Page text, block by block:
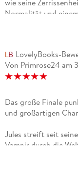
wie seine
Normalität und
und nachvollziehbar
jedoch auch sehr
als eines der für
mit den vorherigen
wieder
starker Abschluss
Folgebände oder
schwächer sind.5
LovelyBooks-
Von Primrose24 am
Das große Finale
und großartigen
Jules streift seit
Vampir durch die